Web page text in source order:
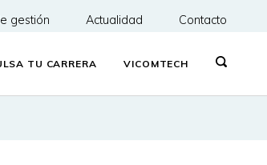
gestión Actualidad Contacto
TU CARRERA VICOMTECH